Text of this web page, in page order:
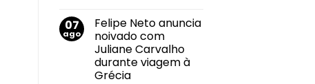
em
Rebeca
Andrade
alcança
maior
nota
do
07
ago
Felipe Neto anuncia
noivado com
Juliane Carvalho
durante viagem à
Grécia